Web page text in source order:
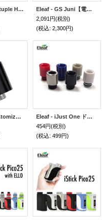
Eleaf - ES Sextuple Head 0.17Ω【コイル5個セット／MELO300用】
Eleaf - GS Juni【電子タバコ／VAPEアトマイザー】
2,091円(税別)
(税込: 2,300円)
Eleaf - Coral Atomizer【中〜上級者向け・電子タバコ／VAPEアトマイザー】
Eleaf - iJust One ドリップチップ
454円(税別)
(税込: 499円)